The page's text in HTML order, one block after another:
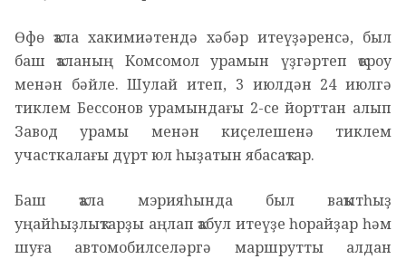
Өфө ҡала хакимиәтендә хәбәр итеүҙәренсә, был
баш ҡаланың Комсомол урамын үҙгәртеп ҡороу
менән бәйле. Шулай итеп, 3 июлдән 24 июлгә
тиклем Бессонов урамындағы 2-се йорттан алып
Завод урамы менән киҫелешенә тиклем
участкалағы дүрт юл һыҙатын ябасаҡтар.
Баш ҡала мэрияһында был ваҡытһыҙ
уңайһыҙлыҡтарҙы аңлап ҡабул итеүҙе һорайҙар һәм
шуға автомобилселәргә маршрутты алдан